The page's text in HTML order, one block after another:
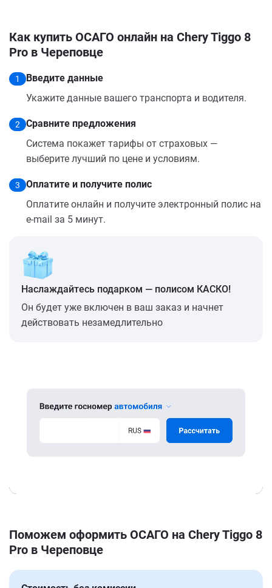
Как купить ОСАГО онлайн на Chery Tiggo 8
Pro в Череповце
1
Введите данные
Укажите данные вашего транспорта и водителя.
2
Сравните предложения
Система покажет тарифы от страховых —
выберите лучший по цене и условиям.
3
Оплатите и получите полис
Оплатите онлайн и получите электронный полис на
e-mail за 5 минут.
Наслаждайтесь подарком — полисом КАСКО!
Он будет уже включен в ваш заказ и начнет
действовать незамедлительно
Поможем оформить ОСАГО на Chery Tiggo 8
Pro в Череповце